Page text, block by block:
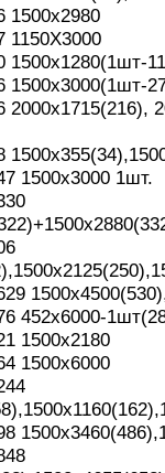
1500х2980
1150Х3000
1500х1280(1шт-
1500х3000(1шт-
2000х1715(216),
1500х3000 1шт.
452х6000-
1500х2180
1500х6000